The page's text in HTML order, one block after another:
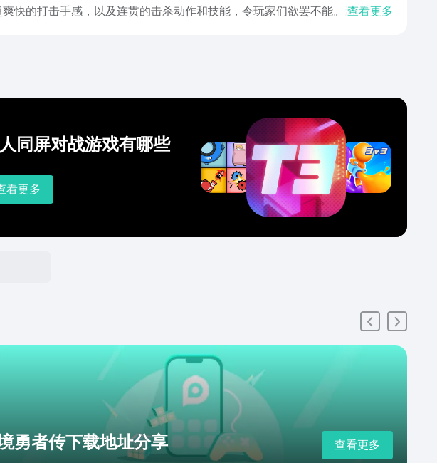
快的打击手感，以及连贯的击杀动作和技能，令玩家们欲罢不能。游戏的许
利哦。
查看更多
同屏对战游戏有哪些
看更多
勇者传下载地址分享 查看更多